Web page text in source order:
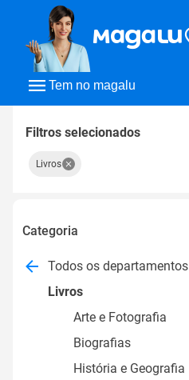
Tem no magalu
Filtros selecionados
Livros
Categoria
Todos os departamentos
Livros
Arte e Fotografia
Biografias
História e Geografia